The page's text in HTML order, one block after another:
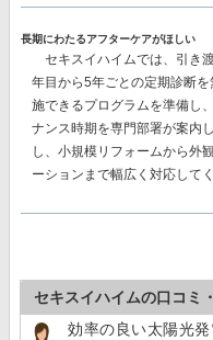
長期にわたるアフターケアがほしい
セキスイハイムでは、 引き
年目から5年ごとの定期診断を
施できるプログラムを準備し
ナンス時期を専門部署が案内
し、小規模リフォームから外
ーションまで幅広く対応してく
セキスイハイムの口コミ
効率の良い太陽光